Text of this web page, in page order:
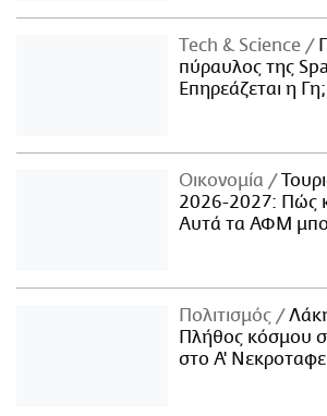
Τech & Science
πύραυλος της
Επηρεάζεται η Γη;
Οικονομία
2026-2027: Πώς
Αυτά τα ΑΦΜ
Πολιτισμός
Πλήθος κόσμου
στο Α'